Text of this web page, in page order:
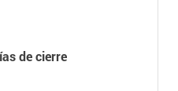
de cierre